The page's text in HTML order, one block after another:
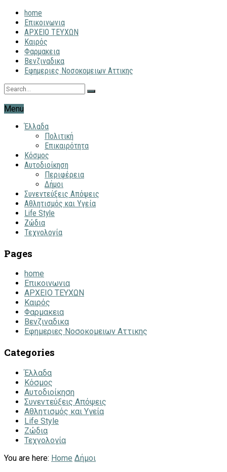
home
Επικοινωνια
ΑΡΧΕΙΟ ΤΕΥΧΩΝ
Καιρός
Φαρμακεια
Βενζιναδικα
Εφημεριες Νοσοκομειων Αττικης
Menu
Έλλαδα
Πολιτική
Επικαιρότητα
Κόσμος
Αυτοδιοίκηση
Περιφέρεια
Δήμοι
Συνεντεύξεις Απόψεις
Αθλητισμός και Υγεία
Life Style
Ζώδια
Τεχνολογία
Pages
home
Επικοινωνια
ΑΡΧΕΙΟ ΤΕΥΧΩΝ
Καιρός
Φαρμακεια
Βενζιναδικα
Εφημεριες Νοσοκομειων Αττικης
Categories
Έλλαδα
Κόσμος
Αυτοδιοίκηση
Συνεντεύξεις Απόψεις
Αθλητισμός και Υγεία
Life Style
Ζώδια
Τεχνολογία
You are here: Home Δήμοι